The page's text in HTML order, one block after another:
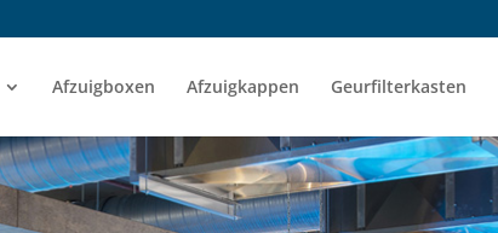
Afzuigboxen Afzuigkappen Geurfilterkasten